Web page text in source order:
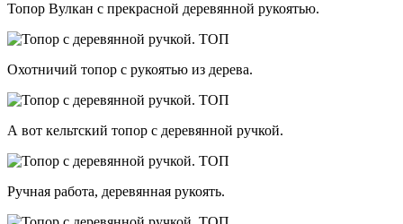
Топор Вулкан с прекрасной деревянной рукоятью.
Охотничий топор с рукоятью из дерева.
А вот кельтский топор с деревянной ручкой.
Ручная работа, деревянная рукоять.